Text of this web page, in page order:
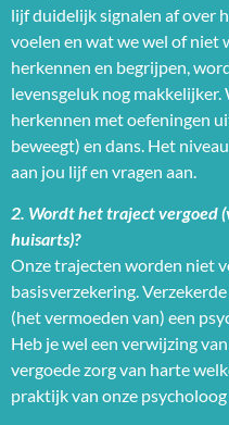
lijf duidelijk signalen af over
voelen en wat we wel of niet
herkennen en begrijpen,
levensgeluk nog makkelijker.
herkennen met oefeningen
beweegt) en dans. Het
aan jou lijf en vragen aan.
2. Wordt het traject vergoed
huisarts)?
Onze trajecten worden niet
basisverzekering.
(het vermoeden van) een
Heb je wel een verwijzing
vergoede zorg van harte
praktijk van onze psycholoog